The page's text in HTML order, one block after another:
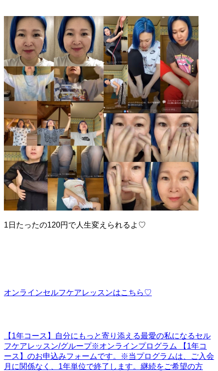
1日たったの120円で人生変えられるよ♡
オンラインセルフケアレッスンはこちら♡
【1年コース】自分にもっと寄り添える最愛の私になるセル
フケアレッスン/グループ※オンラインプログラム 【1年コ
ース】のお申込みフォームです。※当プログラムは、ご入会
月に関係なく、1年単位で終了します。継続をご希望の方